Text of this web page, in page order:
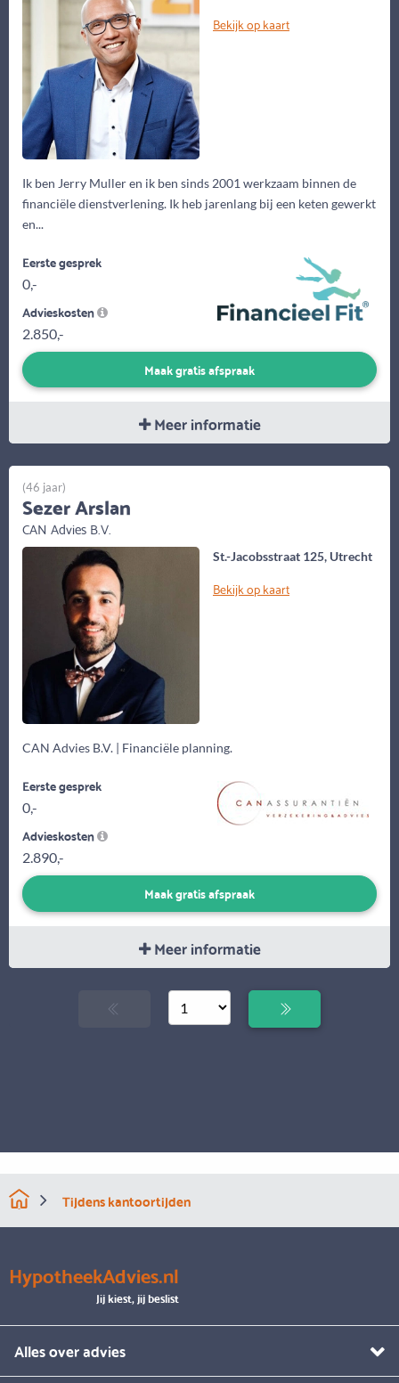
Bekijk op kaart
Ik ben Jerry Muller en ik ben sinds 2001 werkzaam binnen de
financiële dienstverlening. Ik heb jarenlang bij een keten gewerkt
en...
Eerste gesprek
0,-
Advieskosten
2.850,-
Maak gratis afspraak
Meer informatie
St.-Jacobsstraat 125, Utrecht
Bekijk op kaart
CAN Advies B.V. | Financiële planning.
(46 jaar)
Sezer Arslan
CAN Advies B.V.
Eerste gesprek
0,-
Advieskosten
2.890,-
Maak gratis afspraak
Meer informatie
Tijdens kantoortijden
HypotheekAdvies.nl
Jij kiest, jij beslist
Alles over advies